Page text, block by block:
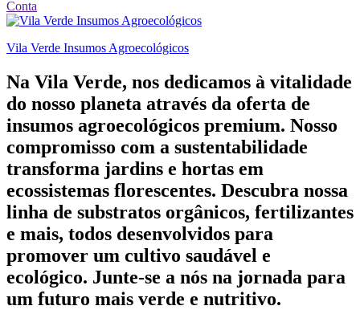
Conta
Vila Verde Insumos Agroecológicos
Na Vila Verde, nos dedicamos à vitalidade
do nosso planeta através da oferta de
insumos agroecológicos premium. Nosso
compromisso com a sustentabilidade
transforma jardins e hortas em
ecossistemas florescentes. Descubra nossa
linha de substratos orgânicos, fertilizantes
e mais, todos desenvolvidos para
promover um cultivo saudável e
ecológico. Junte-se a nós na jornada para
um futuro mais verde e nutritivo.